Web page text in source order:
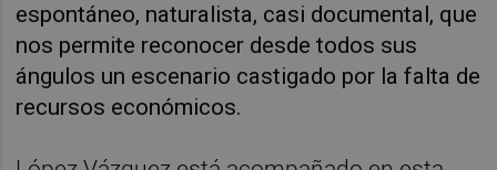
espontáneo, naturalista, casi documental, que
nos permite reconocer desde todos sus
ángulos un escenario castigado por la falta de
recursos económicos.